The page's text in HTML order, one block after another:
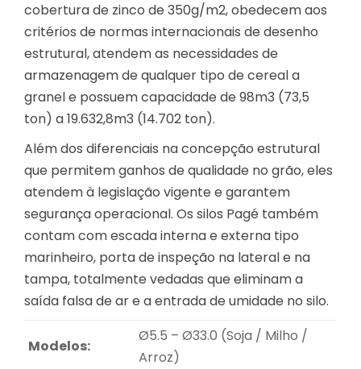
cobertura de zinco de 350g/m2, obedecem aos
critérios de normas internacionais de desenho
estrutural, atendem as necessidades de
armazenagem de qualquer tipo de cereal a
granel e possuem capacidade de 98m3 (73,5
ton) a 19.632,8m3 (14.702 ton).
Além dos diferenciais na concepção estrutural
que permitem ganhos de qualidade no grão, eles
atendem à legislação vigente e garantem
segurança operacional. Os silos Pagé também
contam com escada interna e externa tipo
marinheiro, porta de inspeção na lateral e na
tampa, totalmente vedadas que eliminam a
saída falsa de ar e a entrada de umidade no silo.
Modelos:
Ø5.5 – Ø33.0 (Soja / Milho /
Arroz)